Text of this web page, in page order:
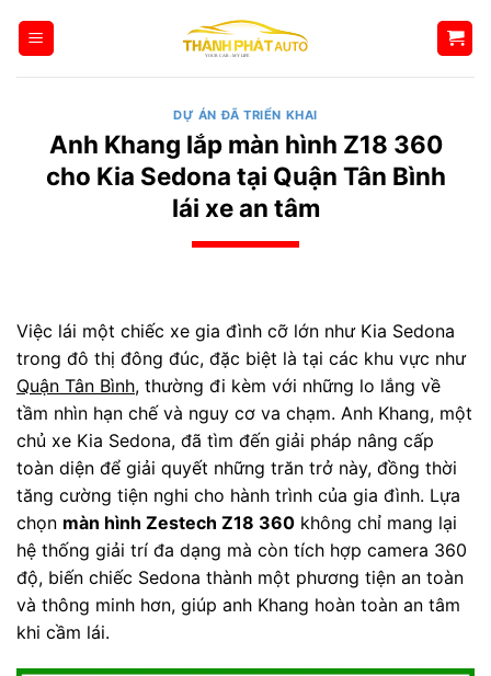
qua
DỰ ÁN ĐÃ TRIỂN KHAI
Anh Khang lắp màn hình Z18 360
cho Kia Sedona tại Quận Tân Bình
lái xe an tâm
Việc lái một chiếc xe gia đình cỡ lớn như Kia Sedona
trong đô thị đông đúc, đặc biệt là tại các khu vực như
Quận Tân Bình, thường đi kèm với những lo lắng về
tầm nhìn hạn chế và nguy cơ va chạm. Anh Khang, một
chủ xe Kia Sedona, đã tìm đến giải pháp nâng cấp
toàn diện để giải quyết những trăn trở này, đồng thời
tăng cường tiện nghi cho hành trình của gia đình. Lựa
chọn màn hình Zestech Z18 360 không chỉ mang lại
hệ thống giải trí đa dạng mà còn tích hợp camera 360
độ, biến chiếc Sedona thành một phương tiện an toàn
và thông minh hơn, giúp anh Khang hoàn toàn an tâm
khi cầm lái.